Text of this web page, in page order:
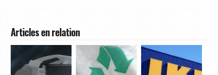
Articles en relation